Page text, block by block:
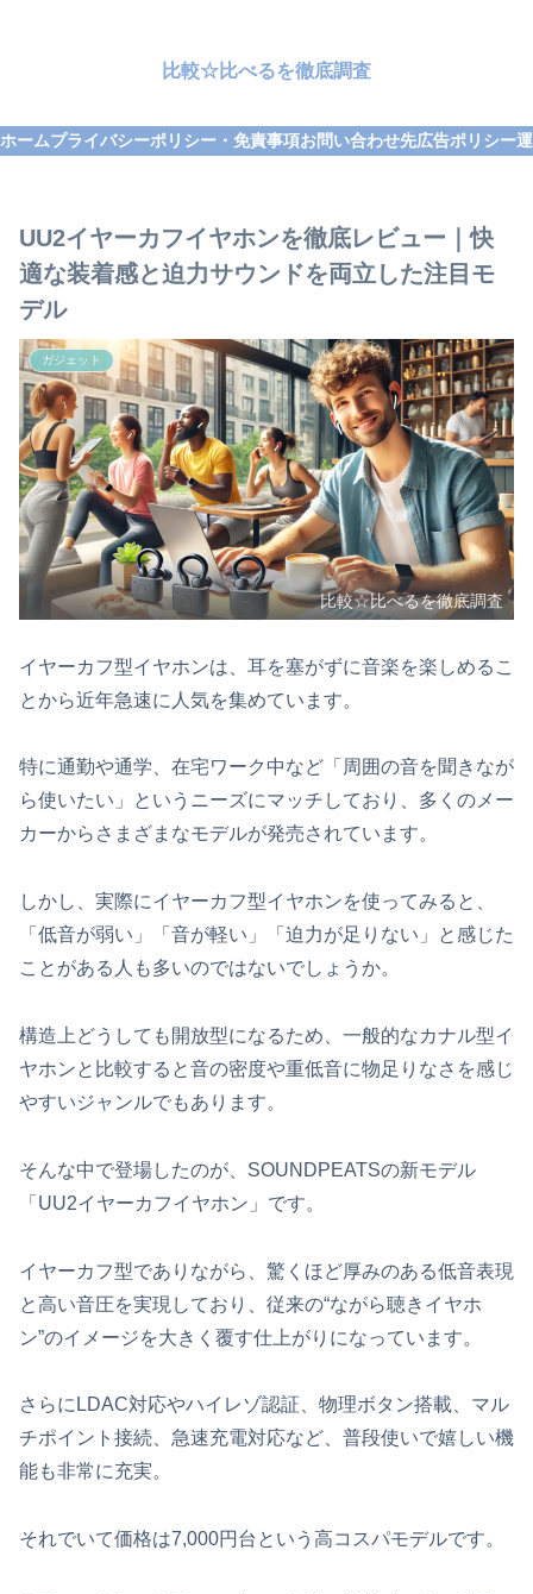
比較☆比べるを徹底調査
ホームプライバシーポリシー・免責事項お問い合わせ先広告ポリシー
UU2イヤーカフイヤホンを徹底レビュー｜快
適な装着感と迫力サウンドを両立した注目モ
デル
ガジェット
比較☆比べるを徹底調査
イヤーカフ型イヤホンは、耳を塞がずに音楽を楽しめるこ
とから近年急速に人気を集めています。
特に通勤や通学、在宅ワーク中など「周囲の音を聞きなが
ら使いたい」というニーズにマッチしており、多くのメー
カーからさまざまなモデルが発売されています。
しかし、実際にイヤーカフ型イヤホンを使ってみると、
「低音が弱い」「音が軽い」「迫力が足りない」と感じた
ことがある人も多いのではないでしょうか。
構造上どうしても開放型になるため、一般的なカナル型イ
ヤホンと比較すると音の密度や重低音に物足りなさを感じ
やすいジャンルでもあります。
そんな中で登場したのが、SOUNDPEATSの新モデル
「UU2イヤーカフイヤホン」です。
イヤーカフ型でありながら、驚くほど厚みのある低音表現
と高い音圧を実現しており、従来の“ながら聴きイヤホ
ン”のイメージを大きく覆す仕上がりになっています。
さらにLDAC対応やハイレゾ認証、物理ボタン搭載、マル
チポイント接続、急速充電対応など、普段使いで嬉しい機
能も非常に充実。
それでいて価格は7,000円台という高コスパモデルです。